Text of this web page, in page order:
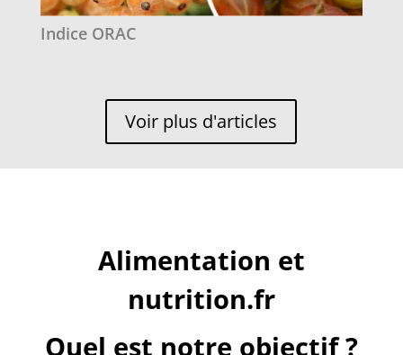
Indice ORAC
Voir plus d'articles
Alimentation et
nutrition.fr
Quel est notre objectif ?